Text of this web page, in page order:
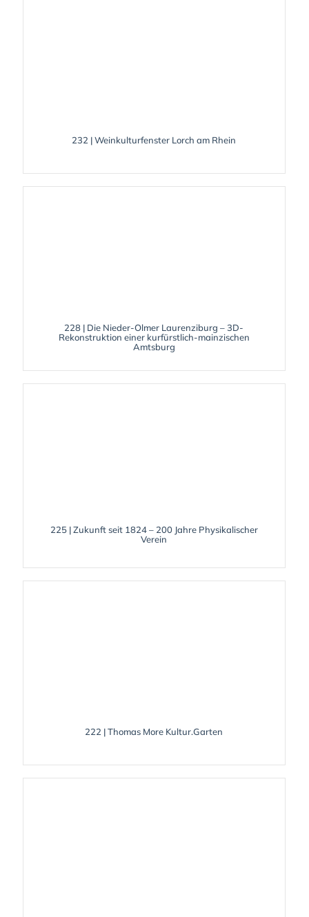
232 | Weinkulturfenster Lorch am Rhein
228 | Die Nieder-Olmer Laurenziburg – 3D-
Rekonstruktion einer kurfürstlich-mainzischen
Amtsburg
225 | Zukunft seit 1824 – 200 Jahre Physikalischer
Verein
222 | Thomas More Kultur.Garten